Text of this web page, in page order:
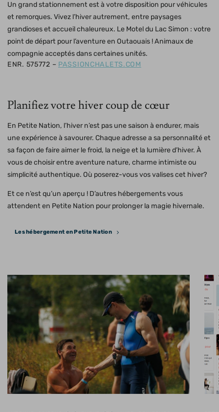
Un grand stationnement est à votre disposition pour véhicules
et remorques. Vivez l’hiver autrement, entre paysages
grandioses et accueil chaleureux. Le Motel du Lac Simon : votre
point de départ pour l’aventure en Outaouais ! Animaux de
compagnie acceptés dans certaines unités.
ENR. 575772 – PASSIONCHALETS.COM
Planifiez votre hiver coup de cœur
En Petite Nation, l’hiver n’est pas une saison à endurer, mais
une expérience à savourer. Chaque adresse a sa personnalité et
sa façon de faire aimer le froid, la neige et la lumière d’hiver. À
vous de choisir entre aventure nature, charme intimiste ou
simplicité authentique. Où poserez-vous vos valises cet hiver?
Et ce n’est qu’un aperçu ! D’autres hébergements vous
attendent en Petite Nation pour prolonger la magie hivernale.
Les hébergement en Petite Nation